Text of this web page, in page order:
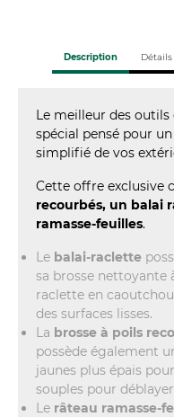
Description
Le meilleur des
spécial pensé pour un
simplifié de vos
Cette offre exclusive
recourbés, un balai
ramasse-feuilles.
Le balai-raclette
sa brosse nettoyante
raclette en
des surfaces lisses.
La brosse à poils
possède également
jaunes plus épais
souples pour
Le râteau ramasse-